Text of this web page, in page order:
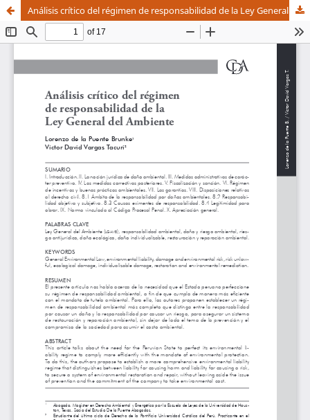
Análisis crítico del régimen de responsabilidad de la Ley General del Ambiente